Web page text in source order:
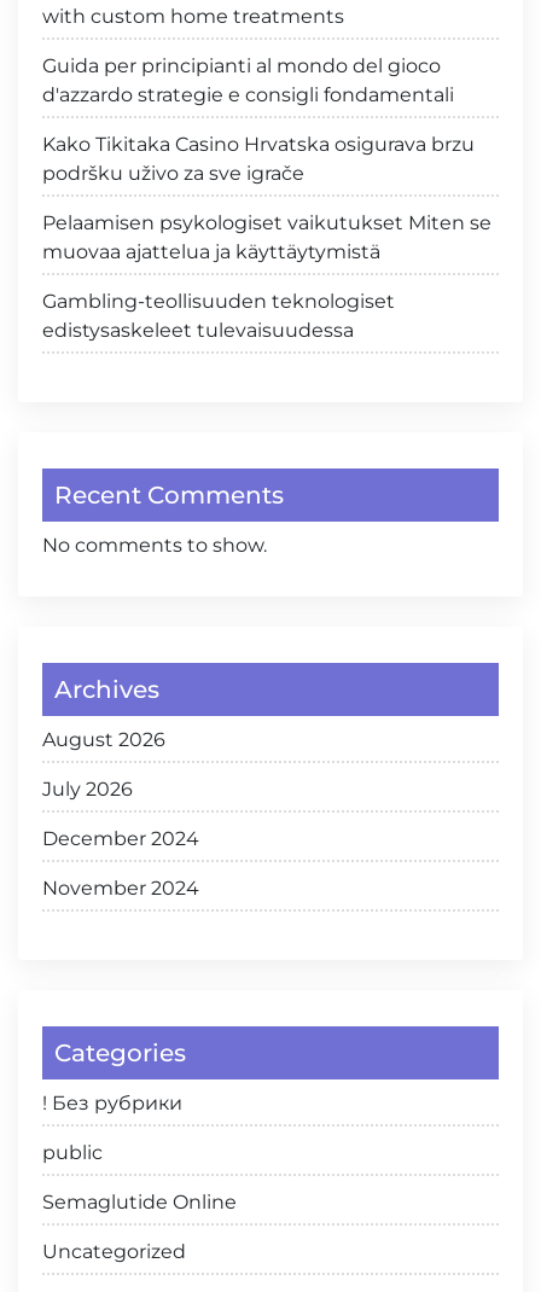
with custom home treatments
Guida per principianti al mondo del gioco
d'azzardo strategie e consigli fondamentali
Kako Tikitaka Casino Hrvatska osigurava brzu
podršku uživo za sve igrače
Pelaamisen psykologiset vaikutukset Miten se
muovaa ajattelua ja käyttäytymistä
Gambling-teollisuuden teknologiset
edistysaskeleet tulevaisuudessa
Recent Comments
No comments to show.
Archives
August 2026
July 2026
December 2024
November 2024
Categories
! Без рубрики
public
Semaglutide Online
Uncategorized